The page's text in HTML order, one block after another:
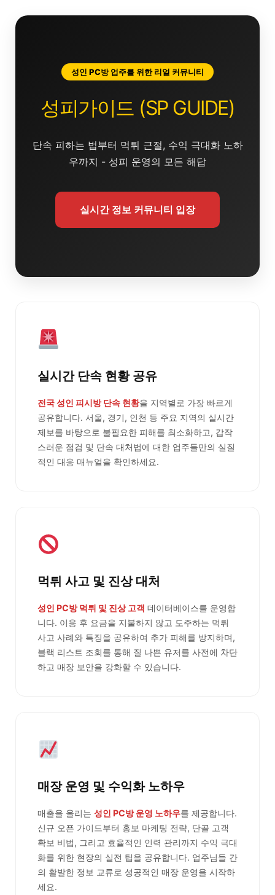
성인 PC방 업주를 위한 리얼 커뮤니티
성피가이드 (SP GUIDE)
단속 피하는 법부터 먹튀 근절, 수익 극대화 노하
우까지 - 성피 운영의 모든 해답
실시간 정보 커뮤니티 입장
실시간 단속 현황 공유
전국 성인 피시방 단속 현황을 지역별로 가장 빠르게
공유합니다. 서울, 경기, 인천 등 주요 지역의 실시간
제보를 바탕으로 불필요한 피해를 최소화하고, 갑작
스러운 점검 및 단속 대처법에 대한 업주들만의 실질
적인 대응 매뉴얼을 확인하세요.
먹튀 사고 및 진상 대처
성인 PC방 먹튀 및 진상 고객 데이터베이스를 운영합
니다. 이용 후 요금을 지불하지 않고 도주하는 먹튀
사고 사례와 특징을 공유하여 추가 피해를 방지하며,
블랙 리스트 조회를 통해 질 나쁜 유저를 사전에 차단
하고 매장 보안을 강화할 수 있습니다.
매장 운영 및 수익화 노하우
매출을 올리는 성인 PC방 운영 노하우를 제공합니다.
신규 오픈 가이드부터 홍보 마케팅 전략, 단골 고객
확보 비법, 그리고 효율적인 인력 관리까지 수익 극대
화를 위한 현장의 실전 팁을 공유합니다. 업주님들 간
의 활발한 정보 교류로 성공적인 매장 운영을 시작하
세요.